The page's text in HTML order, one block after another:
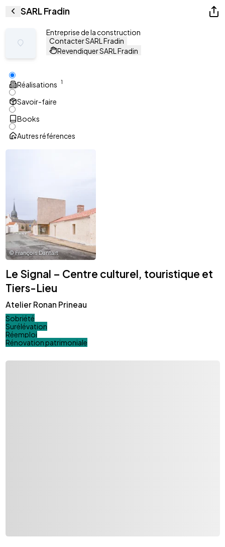
SARL Fradin
Entreprise de la construction
Contacter SARL Fradin
Revendiquer SARL Fradin
Réalisations 1
Savoir-faire
Books
Autres références
©François Dantart
Le Signal – Centre culturel, touristique et
Tiers-Lieu
Atelier Ronan Prineau
Sobriété
Surélévation
Réemploi
Rénovation patrimoniale